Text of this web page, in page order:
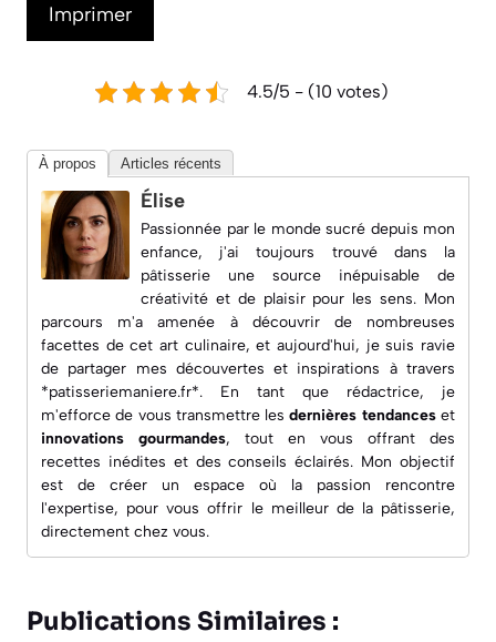
Imprimer
4.5/5 - (10 votes)
À propos Articles récents
Élise
Passionnée par le monde sucré depuis mon
enfance, j'ai toujours trouvé dans la
pâtisserie une source inépuisable de
créativité et de plaisir pour les sens. Mon
parcours m'a amenée à découvrir de nombreuses
facettes de cet art culinaire, et aujourd'hui, je suis ravie
de partager mes découvertes et inspirations à travers
*patisseriemaniere.fr*. En tant que rédactrice, je
m'efforce de vous transmettre lesdernières tendanceset
innovations gourmandes, tout en vous offrant des
recettes inédites et des conseils éclairés. Mon objectif
est de créer un espace où la passion rencontre
l'expertise, pour vous offrir le meilleur de la pâtisserie,
directement chez vous.
Publications Similaires :